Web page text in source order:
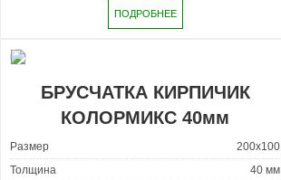
ПОДРОБНЕЕ
БРУСЧАТКА КИРПИЧИК
КОЛОРМИКС 40мм
Размер
200x100
Толщина
40 мм